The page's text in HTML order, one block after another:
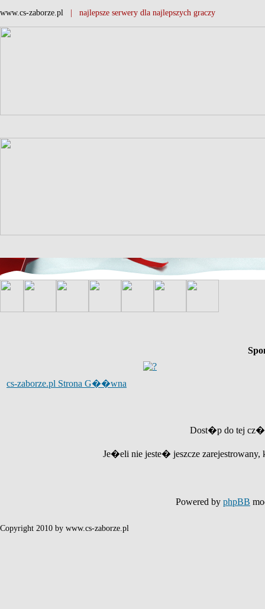
www.cs-zaborze.pl | najlepsze serwery dla najlepszych graczy
cs-zaborze.pl Strona G��wna
Dost�p do tej
Je�eli nie jeste� jeszcze
Powered by phpBB
Copyright 2010 by www.cs-zaborze.pl